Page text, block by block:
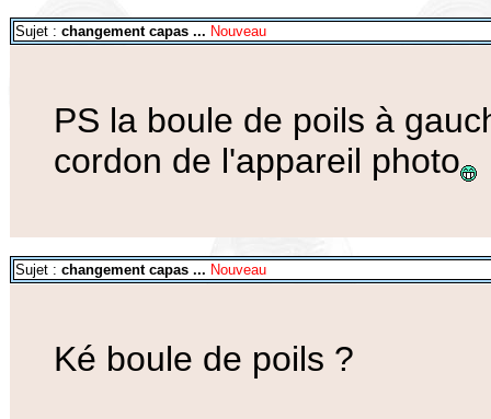
Sujet : changement capas ... Nouveau
PS la boule de poils à
cordon de l'appareil photo
Sujet : changement capas ... Nouveau
Ké boule de poils ?